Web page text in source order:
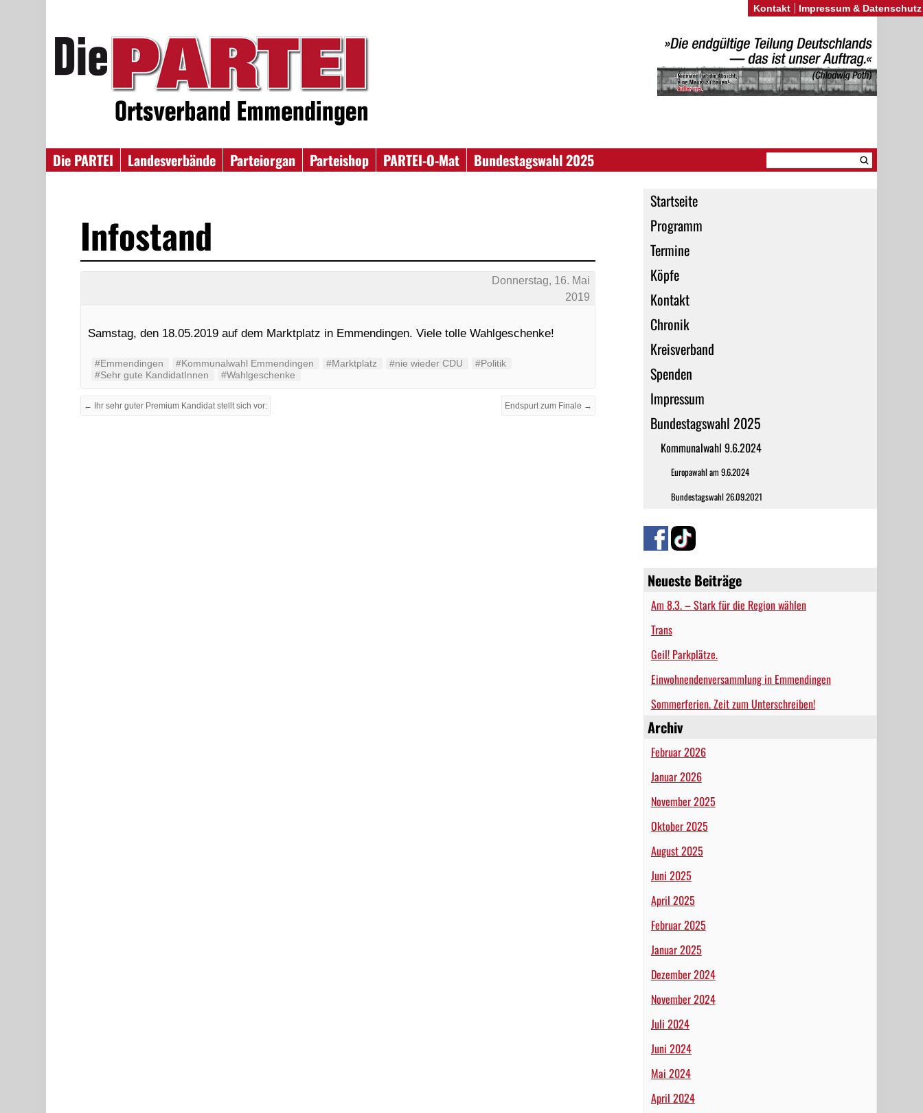
Die PARTEI Landesverbände Parteiorgan Parteishop PARTEI-O-Mat
Bundestagswahl 2025
Startseite
Programm
Termine
Köpfe
Kontakt
Chronik
Kreisverband
Spenden
Impressum
Bundestagswahl 2025
Kommunalwahl 9.6.2024
Europawahl am 9.6.2024
Bundestagswahl 26.09.2021
Neueste Beiträge
Am 8.3. – Stark für die Region wählen
Trans
Geil! Parkplätze.
Einwohnendenversammlung in Emmendingen
Sommerferien. Zeit zum Unterschreiben!
Archiv
Februar 2026
Januar 2026
November 2025
Oktober 2025
August 2025
Juni 2025
April 2025
Februar 2025
Januar 2025
Dezember 2024
November 2024
Juli 2024
Juni 2024
Mai 2024
April 2024
Infostand
Donnerstag, 16. Mai
2019
Samstag, den 18.05.2019 auf dem Marktplatz in Emmendingen. Viele tolle Wahlgeschenke!
#Emmendingen #Kommunalwahl Emmendingen #Marktplatz #nie wieder CDU
#Politik
#Sehr gute KandidatInnen
#Wahlgeschenke
← Ihr sehr guter Premium Kandidat stellt sich vor: Endspurt zum Finale →
Kontakt Impressum & Datenschutz